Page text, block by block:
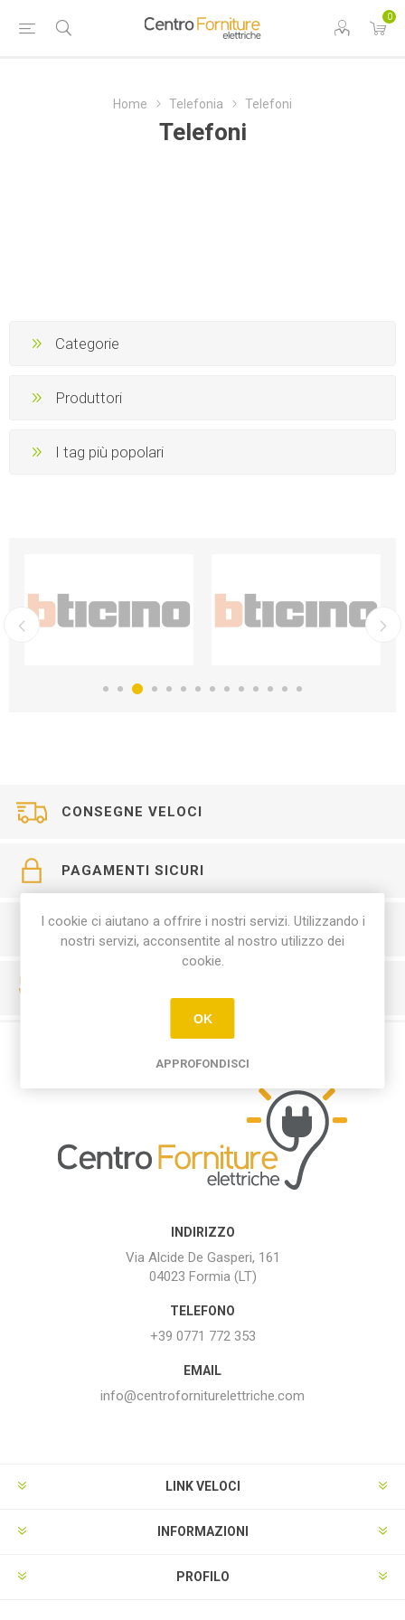
0
Home Telefonia Telefoni
Telefoni
Categorie
Produttori
I tag più popolari
CONSEGNE VELOCI
PAGAMENTI SICURI
SERVIZIO CLIENTI
INDIRIZZO
Via Alcide De Gasperi, 161
04023 Formia (LT)
TELEFONO
+39 0771 772 353
EMAIL
info@centroforniturelettriche.com
LINK VELOCI
INFORMAZIONI
PROFILO
I cookie ci aiutano a offrire i nostri servizi. Utilizzando i
nostri servizi, acconsentite al nostro utilizzo dei
cookie.
OK
APPROFONDISCI